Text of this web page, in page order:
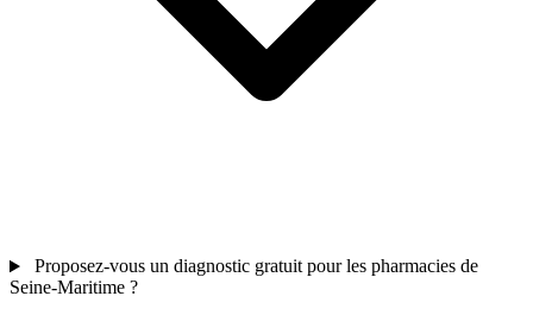
Proposez-vous un diagnostic gratuit pour les pharmacies de
Seine-Maritime ?